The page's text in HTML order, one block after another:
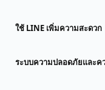
ใช้ LINE เพิ่มความสะดวก
ระบบความปลอดภัยและค